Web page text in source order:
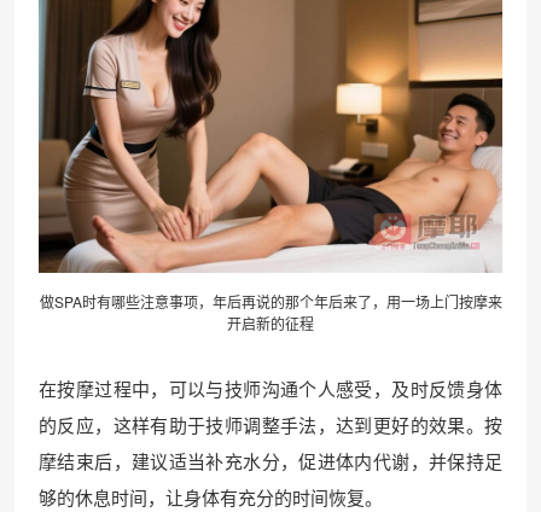
做SPA时有哪些注意事项，年后再说的那个年后来了，用一场上门按摩来
开启新的征程
在按摩过程中，可以与技师沟通个人感受，及时反馈身体
的反应，这样有助于技师调整手法，达到更好的效果。按
摩结束后，建议适当补充水分，促进体内代谢，并保持足
够的休息时间，让身体有充分的时间恢复。